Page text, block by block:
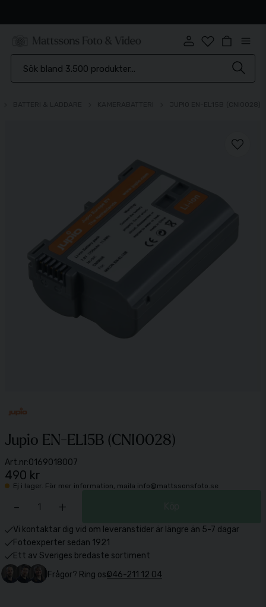
Jupio EN-EL15B (CNI0028)
Art.nr:0169018007
490 kr
Ej i lager. För mer information, maila info@mattssonsfoto.se
- +
Vi kontaktar dig vid om leveranstider är längre än 5-7 dagar
Fotoexperter sedan 1921
Ett av Sveriges bredaste sortiment
Frågor? Ring oss046-211 12 04